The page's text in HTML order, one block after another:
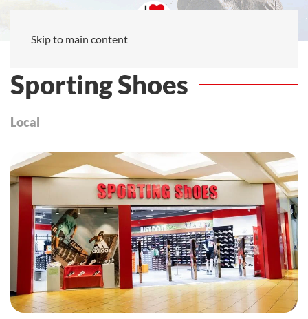
Skip to main content
Sporting Shoes
Local